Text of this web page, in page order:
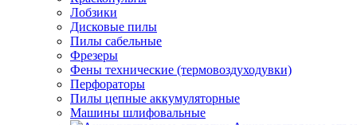
Лобзики
Дисковые пилы
Пилы сабельные
Фрезеры
Фены технические (термовоздуходувки)
Перфораторы
Пилы цепные аккумуляторные
Машины шлифовальные